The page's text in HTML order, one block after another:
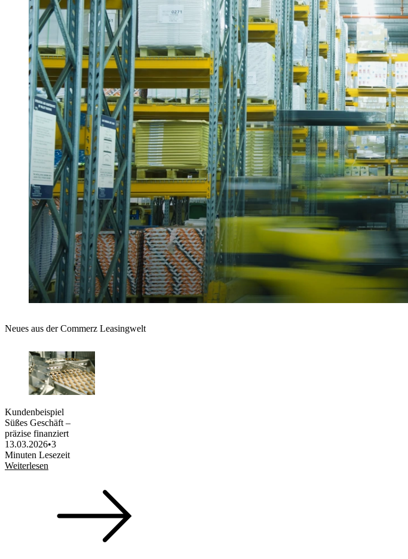
Neues aus der Commerz Leasingwelt
Kundenbeispiel
Süßes Geschäft –
präzise finanziert
13.03.2026•3
Minuten Lesezeit
Weiterlesen